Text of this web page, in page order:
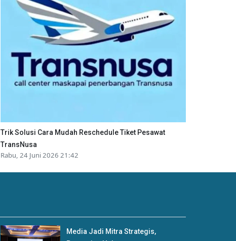
Trik Solusi Cara Mudah Reschedule Tiket Pesawat
TransNusa
Rabu, 24 Juni 2026 21:42
Media Jadi Mitra Strategis,